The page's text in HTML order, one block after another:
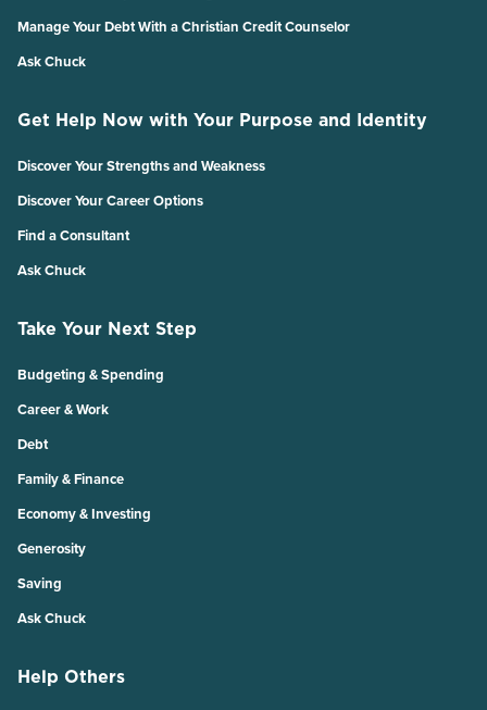
Manage Your Debt With a Christian Credit Counselor
Ask Chuck
Get Help Now with Your Purpose and Identity
Discover Your Strengths and Weakness
Discover Your Career Options
Find a Consultant
Ask Chuck
Take Your Next Step
Budgeting & Spending
Career & Work
Debt
Family & Finance
Economy & Investing
Generosity
Saving
Ask Chuck
Help Others